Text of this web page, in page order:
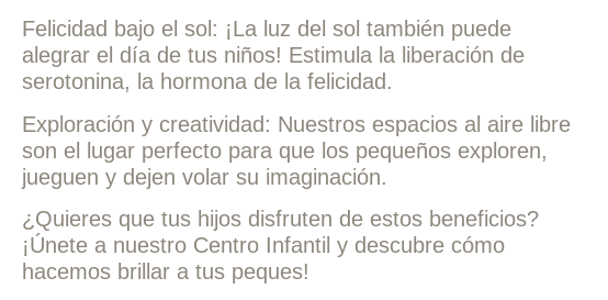
Felicidad bajo el sol: ¡La luz del sol también puede
alegrar el día de tus niños! Estimula la liberación de
serotonina, la hormona de la felicidad.
Exploración y creatividad: Nuestros espacios al aire libre
son el lugar perfecto para que los pequeños exploren,
jueguen y dejen volar su imaginación.
¿Quieres que tus hijos disfruten de estos beneficios?
¡Únete a nuestro Centro Infantil y descubre cómo
hacemos brillar a tus peques!